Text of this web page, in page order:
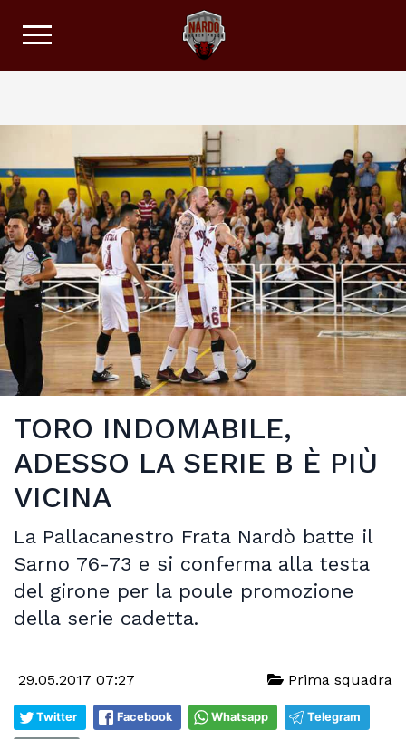
TORO INDOMABILE,
ADESSO LA SERIE B È PIÙ
VICINA
La Pallacanestro Frata Nardò batte il
Sarno 76-73 e si conferma alla testa
del girone per la poule promozione
della serie cadetta.
29.05.2017 07:27 Prima squadra
Twitter Facebook Whatsapp Telegram